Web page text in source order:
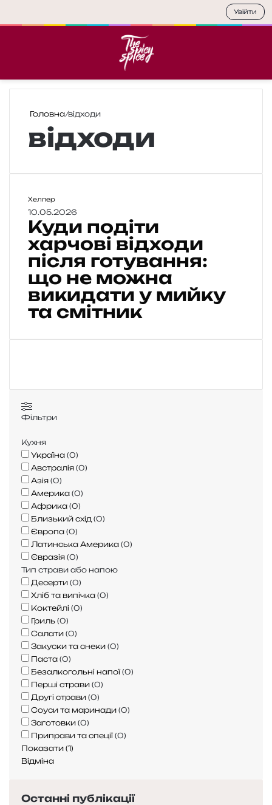
Головна/відходи
відходи
К
у
п
о
д
т
и
а
в
і
в
д
х
о
д
и
п
і
с
л
я
г
о
т
у
в
а
н
н
я
:
щ
о
н
е
м
о
а
Хелпер
10.05.2026
Куди подіти
харчові відходи
після готування:
що не можна
викидати у мийку
та смітник
Фільтри
Кухня
Україна (0)
Австралія (0)
Азія (0)
Америка (0)
Африка (0)
Близький схід (0)
Європа (0)
Латинська Америка (0)
Євразія (0)
Тип страви або напою
Десерти (0)
Хліб та випічка (0)
Коктейлі (0)
Гриль (0)
Салати (0)
Закуски та снеки (0)
Паста (0)
Безалкогольні напої (0)
Перші страви (0)
Другі страви (0)
Соуси та маринади (0)
Заготовки (0)
Приправи та спеції (0)
Показати (1)
Відміна
Останні публікації
Увійти